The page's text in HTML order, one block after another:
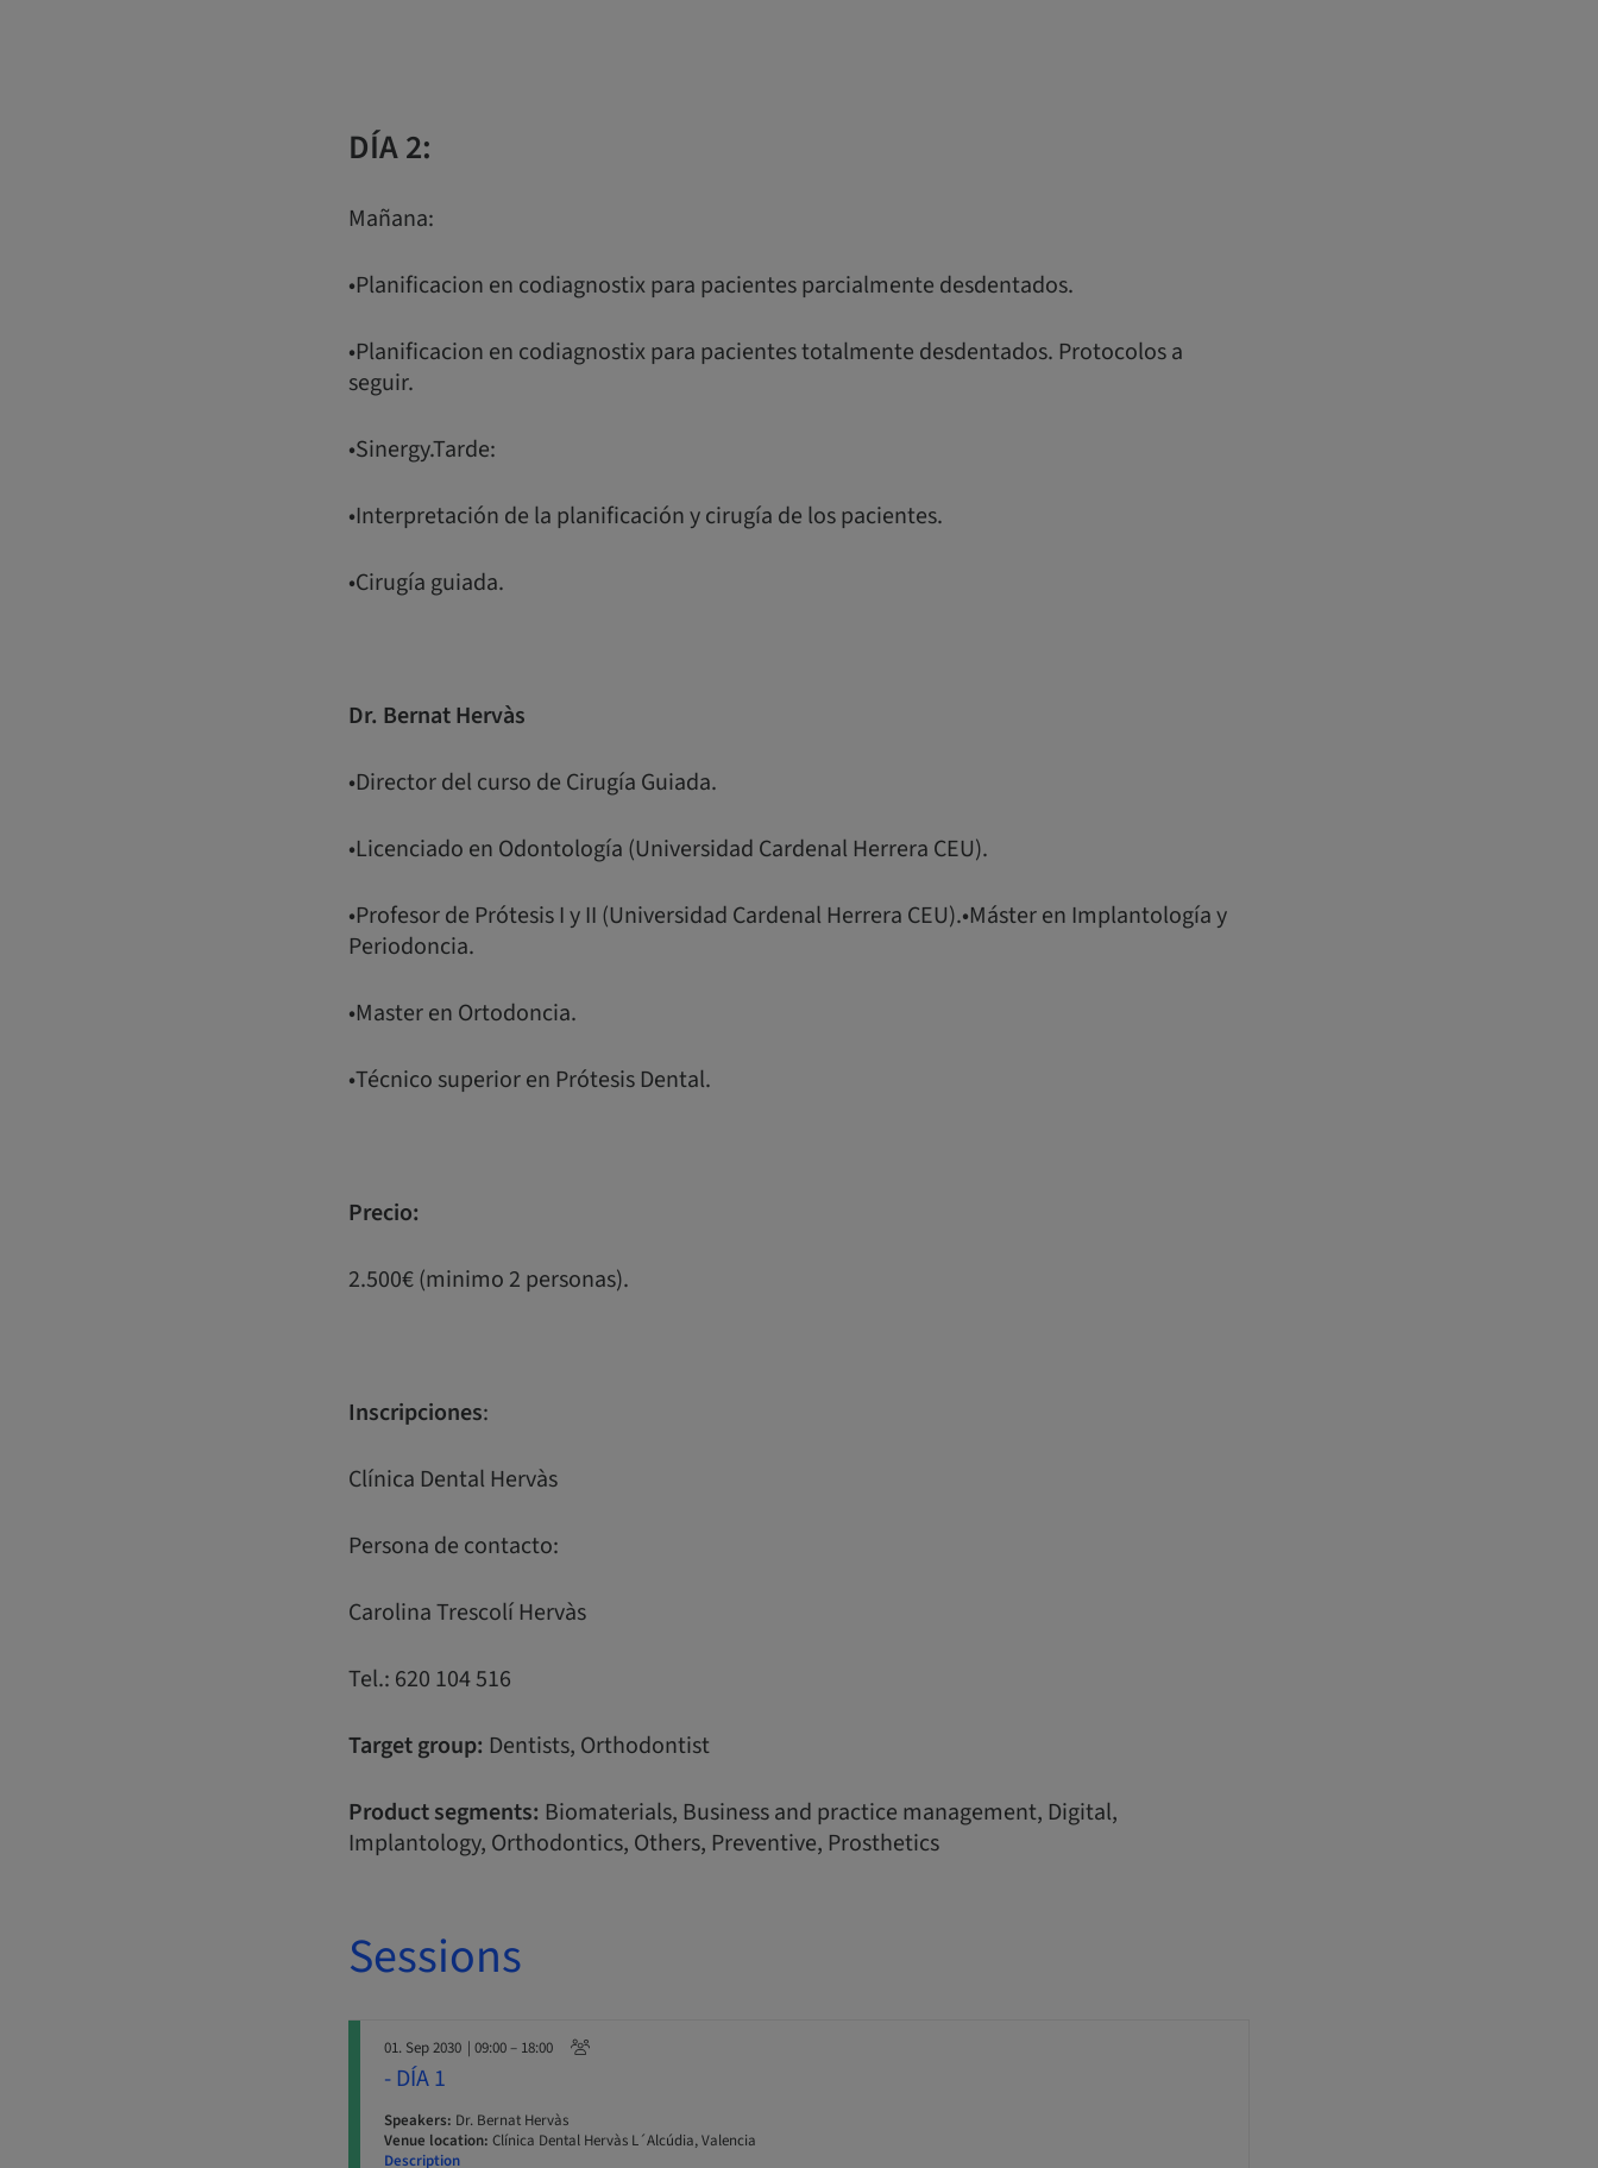
DÍA 2:
Mañana:
•Planificacion en codiagnostix para pacientes parcialmente desdentados.
•Planificacion en codiagnostix para pacientes totalmente desdentados. Protocolos a
seguir.
•Sinergy.Tarde:
•Interpretación de la planificación y cirugía de los pacientes.
•Cirugía guiada.
Dr. Bernat Hervàs
•Director del curso de Cirugía Guiada.
•Licenciado en Odontología (Universidad Cardenal Herrera CEU).
•Profesor de Prótesis I y II (Universidad Cardenal Herrera CEU).•Máster en Implantología y
Periodoncia.
•Master en Ortodoncia.
•Técnico superior en Prótesis Dental.
Precio:
2.500€ (minimo 2 personas).
Inscripciones:
Clínica Dental Hervàs
Persona de contacto:
Carolina Trescolí Hervàs
Tel.: 620 104 516
Target group: Dentists, Orthodontist
Product segments: Biomaterials, Business and practice management, Digital,
Implantology, Orthodontics, Others, Preventive, Prosthetics
Sessions
01. Sep 2030 | 09:00 – 18:00
- DÍA 1
Speakers: Dr. Bernat Hervàs
Venue location: Clínica Dental Hervàs L´Alcúdia, Valencia
Description